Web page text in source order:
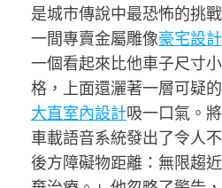
是城市傳說中最恐怖的挑
一間專賣金屬雕像豪宅設計
一個看起來比他車子尺寸
格，上面還灑著一層可疑
大直室內設計吸一口氣。
車載語音系統發出了令人
後方障礙物距離：無限趨